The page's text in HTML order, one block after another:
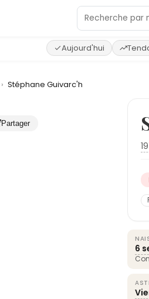
Aujourd'hui
› Stéphane Guivarc'h
Partager
6